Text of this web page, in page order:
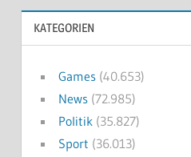
KATEGORIEN
Games(40.653)
News(72.985)
Politik(35.827)
Sport (36.013)